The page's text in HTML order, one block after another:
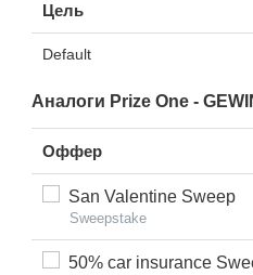
Цель
Default
Аналоги Prize One -
Оффер
San Valentine Sweep
Sweepstake
50% car insurance